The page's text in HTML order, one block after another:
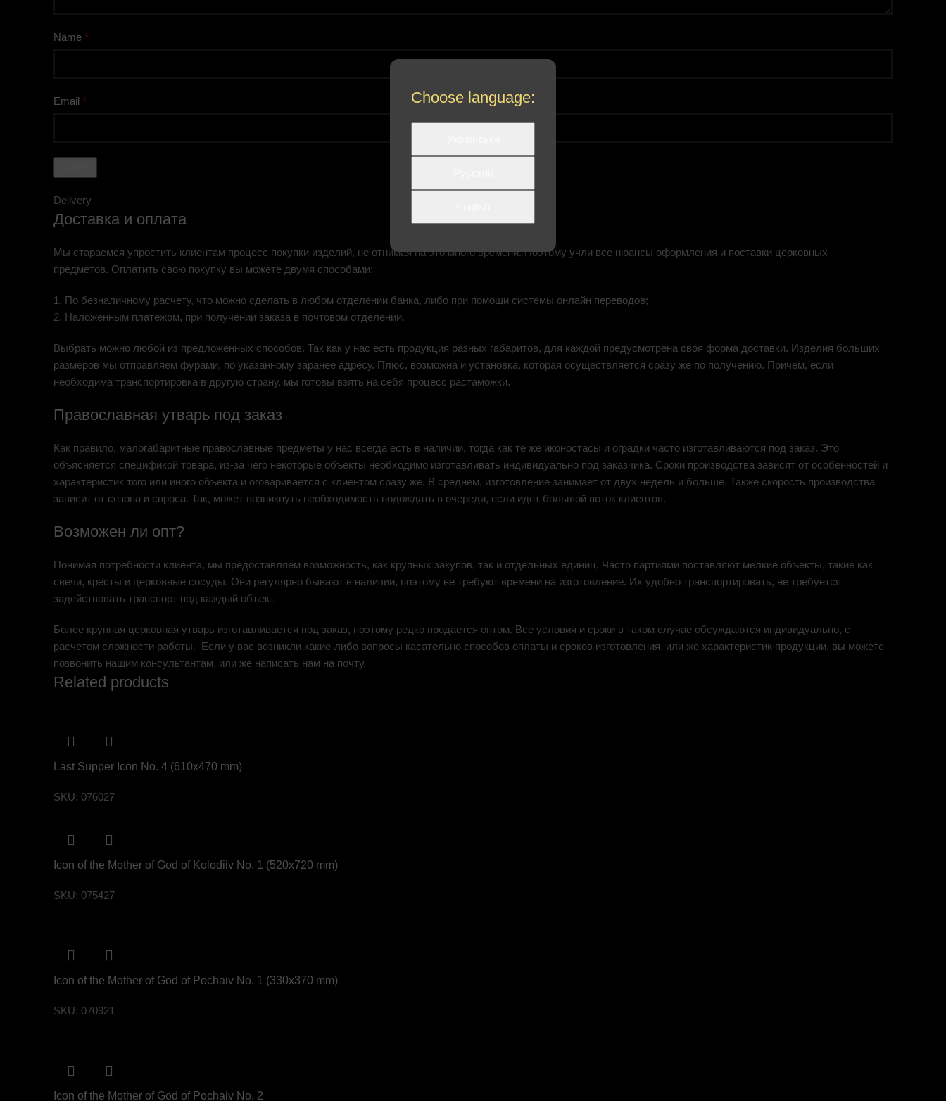
Name *
Email *
Delivery
Доставка и оплата
Мы стараемся упростить клиентам процесс покупки изделий, не отнимая на это много времени. Поэтому учли все нюансы оформления и поставки церковных
предметов. Оплатить свою покупку вы можете двумя способами:
1. По безналичному расчету, что можно сделать в любом отделении банка, либо при помощи системы онлайн переводов;
2. Наложенным платежом, при получении заказа в почтовом отделении.
Выбрать можно любой из предложенных способов. Так как у нас есть продукция разных габаритов, для каждой предусмотрена своя форма доставки. Изделия больших
размеров мы отправляем фурами, по указанному заранее адресу. Плюс, возможна и установка, которая осуществляется сразу же по получению. Причем, если
необходима транспортировка в другую страну, мы готовы взять на себя процесс растаможки.
Православная утварь под заказ
Как правило, малогабаритные православные предметы у нас всегда есть в наличии, тогда как те же иконостасы и оградки часто изготавливаются под заказ. Это
объясняется спецификой товара, из-за чего некоторые объекты необходимо изготавливать индивидуально под заказчика. Сроки производства зависят от особенностей и
характеристик того или иного объекта и оговаривается с клиентом сразу же. В среднем, изготовление занимает от двух недель и больше. Также скорость производства
зависит от сезона и спроса. Так, может возникнуть необходимость подождать в очереди, если идет большой поток клиентов.
Возможен ли опт?
Понимая потребности клиента, мы предоставляем возможность, как крупных закупов, так и отдельных единиц. Часто партиями поставляют мелкие объекты, такие как
свечи, кресты и церковные сосуды. Они регулярно бывают в наличии, поэтому не требуют времени на изготовление. Их удобно транспортировать, не требуется
задействовать транспорт под каждый объект.
Более крупная церковная утварь изготавливается под заказ, поэтому редко продается оптом. Все условия и сроки в таком случае обсуждаются индивидуально, с
расчетом сложности работы. Если у вас возникли какие-либо вопросы касательно способов оплаты и сроков изготовления, или же характеристик продукции, вы можете
позвонить нашим консультантам, или же написать нам на почту.
Related products
Last Supper Icon No. 4 (610х470 mm)
SKU: 076027
Icon of the Mother of God of Kolodiiv No. 1 (520х720 mm)
SKU: 075427
Icon of the Mother of God of Pochaiv No. 1 (330х370 mm)
SKU: 070921
Icon of the Mother of God of Pochaiv No. 2
Choose language: